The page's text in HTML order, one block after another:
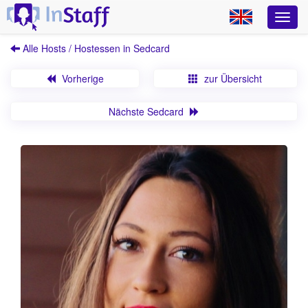
Alle Hosts / Hostessen in Sedcard
Vorherige zur Übersicht
Nächste Sedcard